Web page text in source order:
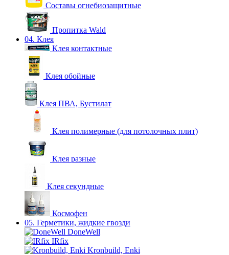
Составы огнебиозащитные
Пропитка Wald
04. Клея
Клея контактные
Клея обойные
Клея ПВА, Бустилат
Клея полимерные (для потолочных плит)
Клея разные
Клея секундные
Космофен
05. Герметики, жидкие гвозди
DoneWell
IRfix
Kronbuild, Enki